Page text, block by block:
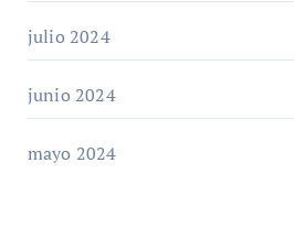
julio 2024
junio 2024
mayo 2024